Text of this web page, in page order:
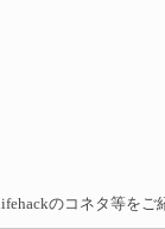
のコネタ等をご